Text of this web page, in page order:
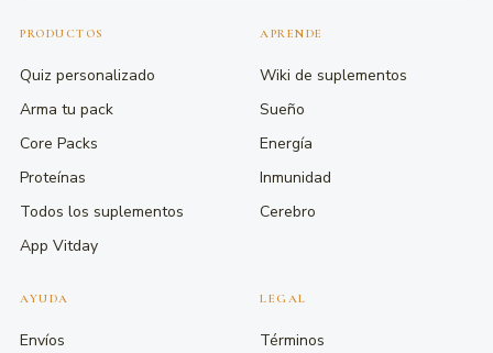
PRODUCTOS
Quiz personalizado
Arma tu pack
Core Packs
Proteínas
Todos los suplementos
App Vitday
APRENDE
Wiki de suplementos
Sueño
Energía
Inmunidad
Cerebro
AYUDA
Envíos
LEGAL
Términos